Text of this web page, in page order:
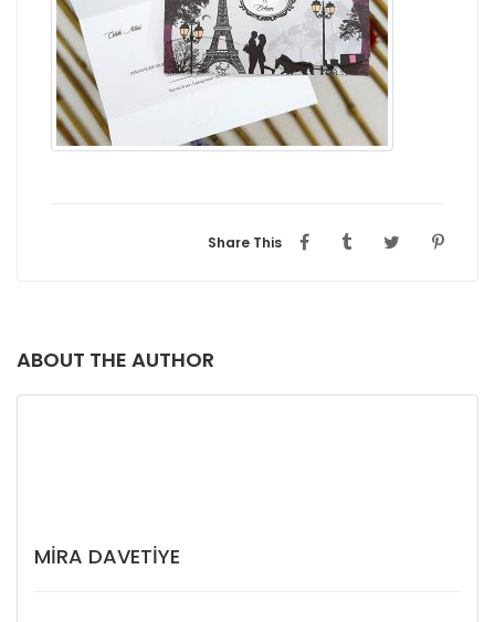
Share This
ABOUT THE AUTHOR
MIRA DAVETIYE